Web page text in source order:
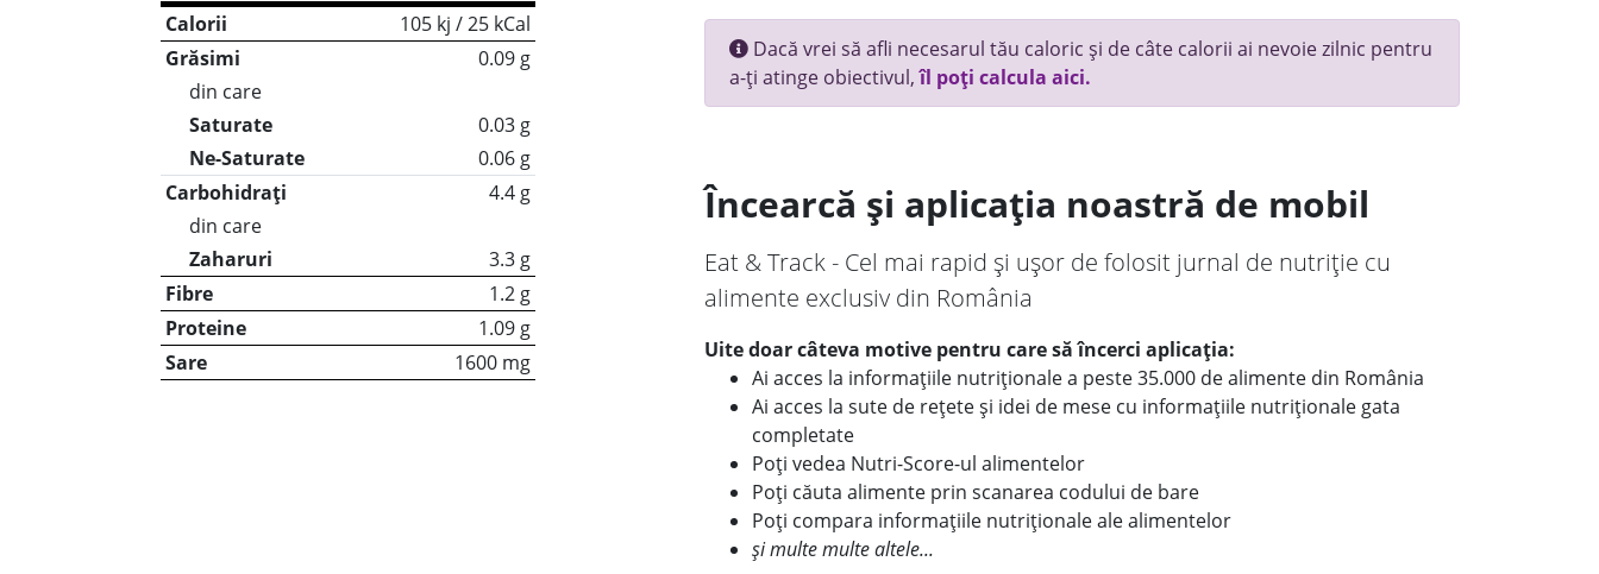
Calorii
105 kj / 25 kCal
Grăsimi
0.09 g
din care
Saturate
0.03 g
Ne-Saturate
0.06 g
Carbohidrați
4.4 g
din care
Zaharuri
3.3 g
Fibre
1.2 g
Proteine
1.09 g
Sare
1600 mg
Dacă vrei să afli necesarul tău caloric și de câte calorii ai nevoie zilnic pentru
a-ți atinge obiectivul,îl poți calcula aici.
Încearcă și aplicația noastră de mobil
Eat & Track - Cel mai rapid și ușor de folosit jurnal de nutriție cu
alimente exclusiv din România
Uite doar câteva motive pentru care să încerci aplicația:
Ai acces la informațiile nutriționale a peste 35.000 de alimente din România
Ai acces la sute de rețete și idei de mese cu informațiile nutriționale gata
completate
Poți vedea Nutri-Score-ul alimentelor
Poți căuta alimente prin scanarea codului de bare
Poți compara informațiile nutriționale ale alimentelor
și multe multe altele...